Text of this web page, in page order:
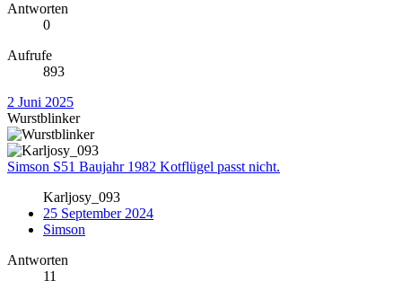
Antworten
0
Aufrufe
893
2 Juni 2025
Wurstblinker
Simson S51 Baujahr 1982 Kotflügel passt nicht.
Karljosy_093
25 September 2024
Simson
Antworten
11